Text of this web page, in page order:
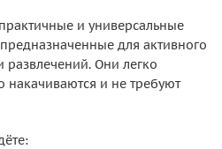
и универсальные
для активного
развлечений. Они легко
накачиваются и не требуют